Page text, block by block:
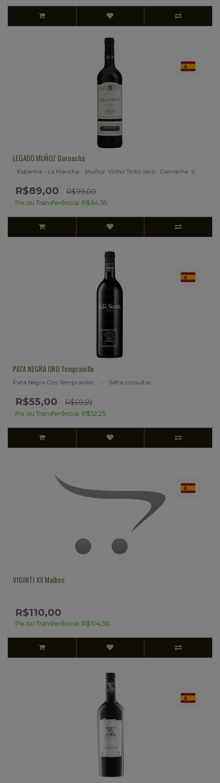
LEGADO MUÑOZ Garnacha
Espanha - La Mancha Muñoz Vinho Tinto Seco Garnacha S..
R$89,00 R$99,00
Pix ou Transferência: R$84,55
PATA NEGRA ORO Tempranillo
Pata Negra Oro Tempranillo • Safra consultar ..
R$55,00 R$69,59
Pix ou Transferência: R$52,25
VIGINTI XX Malbec
R$110,00
Pix ou Transferência: R$104,50